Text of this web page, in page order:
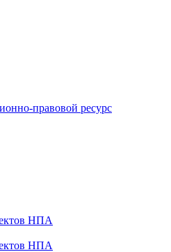
правовой ресурс
НПА
НПА